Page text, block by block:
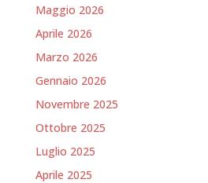
Maggio 2026
Aprile 2026
Marzo 2026
Gennaio 2026
Novembre 2025
Ottobre 2025
Luglio 2025
Aprile 2025